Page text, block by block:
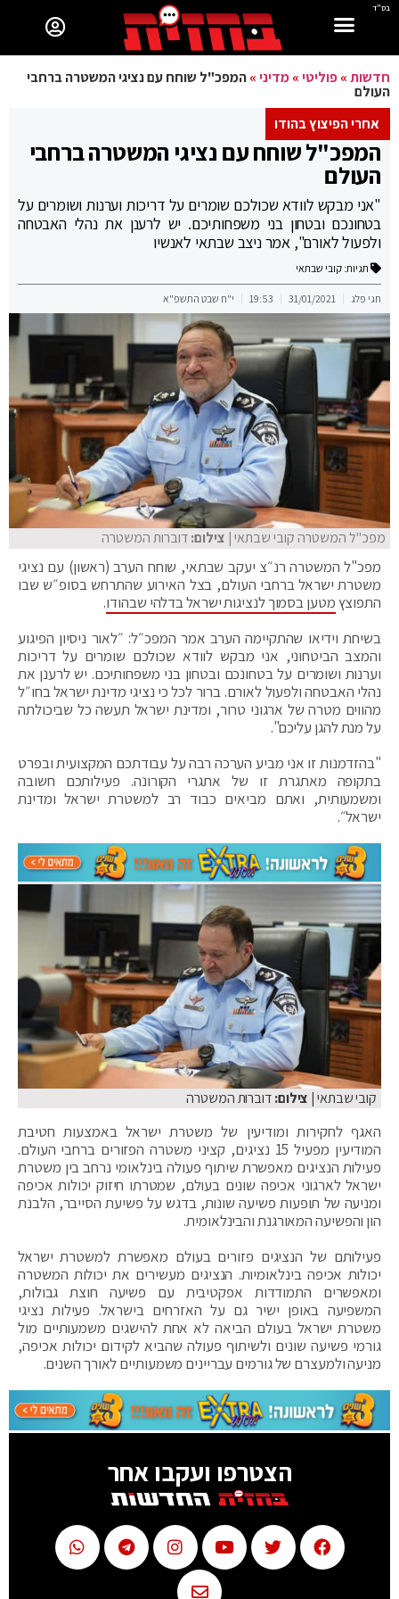
בס"ד
חדשות»פוליטי»מדיני»המפכ"ל שוחח עם נציגי המשטרה ברחבי
העולם
אחרי הפיצוץ בהודו
המפכ"ל שוחח עם נציגי המשטרה ברחבי
העולם
"אני מבקש לוודא שכולכם שומרים על דריכות וערנות ושומרים על
בטחונכם ובטחון בני משפחותיכם. יש לרענן את נהלי האבטחה
ולפעול לאורם", אמר ניצב שבתאי לאנשיו
תגיות: קובי שבתאי
חגי פלג 31/01/2021
19:53 י"ח שבט התשפ"א
מפכ"ל המשטרה קובי שבתאי| צילום:דוברות המשטרה
מפכ"ל המשטרה רנ״צ יעקב שבתאי, שוחח הערב (ראשון) עם נציגי
משטרת ישראל ברחבי העולם, בצל האירוע שהתרחש בסופ״ש שבו
התפוצץ מטען בסמוך לנציגות ישראל בדלהי שבהודו.
בשיחת וידיאו שהתקיימה הערב אמר המפכ״ל: ״לאור ניסיון הפיגוע
והמצב הביטחוני, אני מבקש לוודא שכולכם שומרים על דריכות
וערנות ושומרים על בטחונכם ובטחון בני משפחותיכם. יש לרענן את
נהלי האבטחה ולפעול לאורם. ברור לכל כי נציגי מדינת ישראל בחו״ל
מהווים מטרה של ארגוני טרור, ומדינת ישראל תעשה כל שביכולתה
על מנת להגן עליכם".
"בהזדמנות זו אני מביע הערכה רבה על עבודתכם המקצועית ובפרט
בתקופה מאתגרת זו של אתגרי הקורונה. פעילותכם חשובה
ומשמעותית, ואתם מביאים כבוד רב למשטרת ישראל ומדינת
ישראל״.
קובי שבתאי| צילום:דוברות המשטרה
האגף לחקירות ומודיעין של משטרת ישראל באמצעות חטיבת
המודיעין מפעיל 15 נציגים, קציני משטרה הפזורים ברחבי העולם.
פעילות הנציגים מאפשרת שיתוף פעולה בינלאומי נרחב בין משטרת
ישראל לארגוני אכיפה שונים בעולם, שמטרתו חיזוק יכולות אכיפה
ומניעה של תופעות פשיעה שונות, בדגש על פשיעת הסייבר, הלבנת
הון והפשיעה המאורגנת והבינלאומית.
פעילותם של הנציגים פזורים בעולם מאפשרת למשטרת ישראל
יכולות אכיפה בינלאומיות. הנציגים מעשירים את יכולות המשטרה
ומאפשרים התמודדות אפקטיבית עם פשיעה חוצת גבולות,
המשפיעה באופן ישיר גם על האזרחים בישראל. פעילות נציגי
משטרת ישראל בעולם הביאה לא אחת להישגים משמעותיים מול
גורמי פשיעה שונים ולשיתוף פעולה שהביא לקידום יכולות אכיפה,
מניעה ולמעצרם של גורמים עבריינים משמעותיים לאורך השנים.
הצטרפו ועקבו אחר